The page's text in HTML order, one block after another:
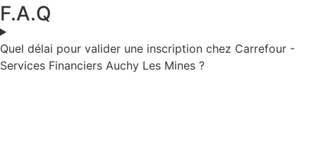
F.A.Q
Quel délai pour valider une inscription chez Carrefour -
Services Financiers Auchy Les Mines ?